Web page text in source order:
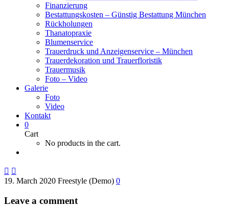
Finanzierung
Bestattungskosten – Günstig Bestattung München
Rückholungen
Thanatopraxie
Blumenservice
Trauerdruck und Anzeigenservice – München
Trauerdekoration und Trauerfloristik
Trauermusik
Foto – Video
Galerie
Foto
Video
Kontakt
0
Cart
No products in the cart.
 
19. March 2020 Freestyle (Demo) 0
Leave a comment